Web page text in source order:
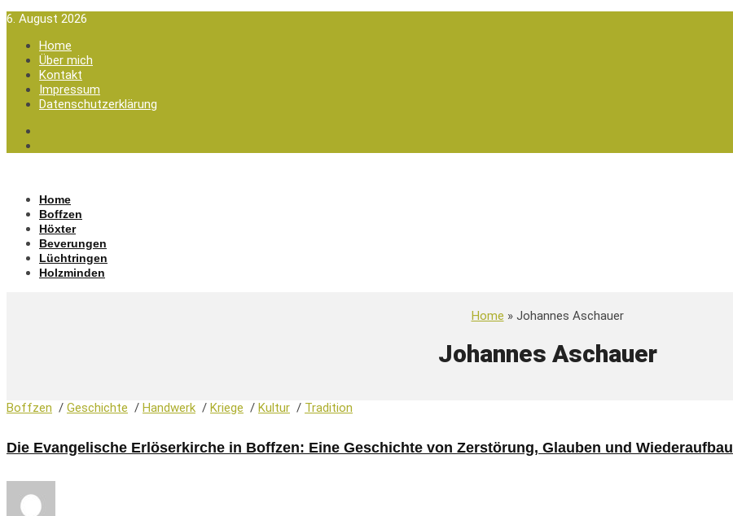
6. August 2026
Home
Über mich
Kontakt
Impressum
Datenschutzerklärung
Home
Boffzen
Höxter
Beverungen
Lüchtringen
Holzminden
Home » Johannes Aschauer
Johannes Aschauer
Boffzen / Geschichte / Handwerk / Kriege / Kultur / Tradition
Die Evangelische Erlöserkirche in Boffzen: Eine Geschichte von Zerstörung, Glauben und Wiederaufbau